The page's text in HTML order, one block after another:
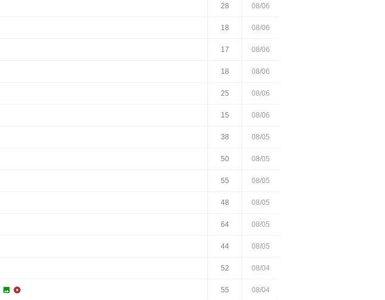
28 08/06
18 08/06
17 08/06
18 08/06
25 08/06
15 08/06
38 08/05
50 08/05
55 08/05
48 08/05
64 08/05
44 08/05
52 08/04
  55 08/04